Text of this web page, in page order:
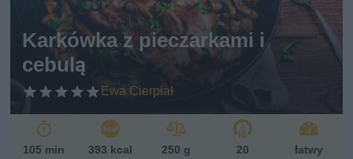
Karkówka z pieczarkami i
cebulą
Ewa Cierpiał
105 min 393 kcal 250 g 20 łatwy